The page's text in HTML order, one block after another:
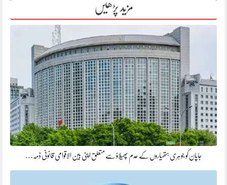
مزید پڑھیں
جاپان کو جوہری ہتھیاروں کے عدم پھیلاؤ سے متعلق اپنی بین الاقوامی قانونی ذمہ…